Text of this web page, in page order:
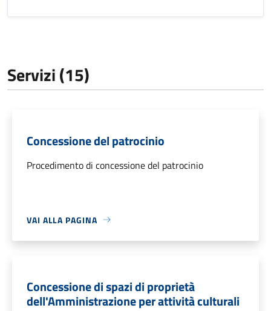
Servizi (15)
Concessione del patrocinio
Procedimento di concessione del patrocinio
VAI ALLA PAGINA
Concessione di spazi di proprietà
dell'Amministrazione per attività culturali